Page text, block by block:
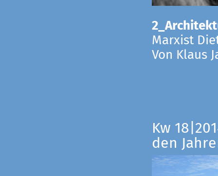
Marxist
Von Klaus
Kw
den